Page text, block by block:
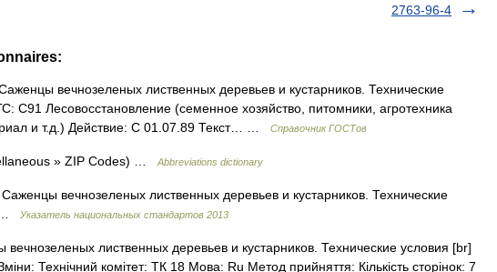
2763-96-4
вечнозеленых лиственных деревьев и кустарников. Технические
С91 Лесовосстановление (семенное хозяйство, питомники, агротехника
и т.д.) Действие: С 01.07.89 Текст… …
Справочник ГОСТов
» ZIP Codes) … Abbreviations dictionary
вечнозеленых лиственных деревьев и кустарников. Технические
…
Указатель национальных стандартов 2013
лиственных деревьев и кустарников. Технические условия [br]
Технічний комітет: ТК 18 Мова: Ru Метод прийняття: Кількість сторінок: 7